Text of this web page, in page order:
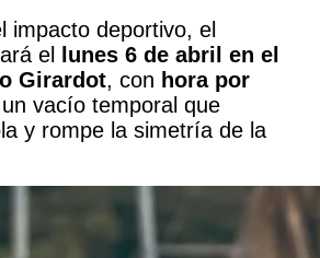
impacto deportivo, el
el
lunes 6 de abril en el
Girardot, con hora por
vacío temporal que
y rompe la simetría de la